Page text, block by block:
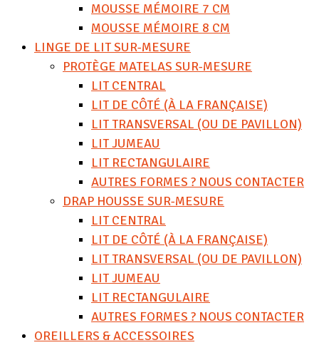
MOUSSE MÉMOIRE 7 CM
MOUSSE MÉMOIRE 8 CM
LINGE DE LIT SUR-MESURE
PROTÈGE MATELAS SUR-MESURE
LIT CENTRAL
LIT DE CÔTÉ (À LA FRANÇAISE)
LIT TRANSVERSAL (OU DE PAVILLON)
LIT JUMEAU
LIT RECTANGULAIRE
AUTRES FORMES ? NOUS CONTACTER
DRAP HOUSSE SUR-MESURE
LIT CENTRAL
LIT DE CÔTÉ (À LA FRANÇAISE)
LIT TRANSVERSAL (OU DE PAVILLON)
LIT JUMEAU
LIT RECTANGULAIRE
AUTRES FORMES ? NOUS CONTACTER
OREILLERS & ACCESSOIRES